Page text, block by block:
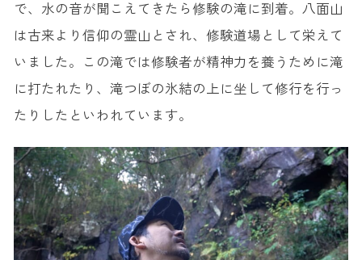
で、水の音が聞こえてきたら修験の滝に到着。八面山
は古来より信仰の霊山とされ、修験道場として栄えて
いました。この滝では修験者が精神力を養うために滝
に打たれたり、滝つぼの氷結の上に坐して修行を行っ
たりしたといわれています。